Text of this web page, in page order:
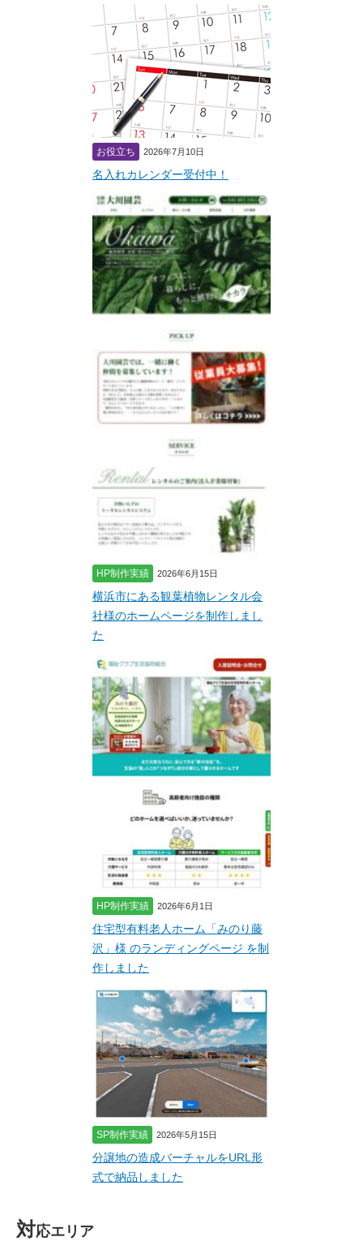
お役立ち 2026年7月10日
名入れカレンダー受付中！
HP制作実績 2026年6月15日
横浜市にある観葉植物レンタル会
社様のホームページを制作しまし
た
HP制作実績 2026年6月1日
住宅型有料老人ホーム「みのり藤
沢」様 のランディングページ を制
作しました
SP制作実績 2026年5月15日
分譲地の造成バーチャルをURL形
式で納品しました
対応エリア